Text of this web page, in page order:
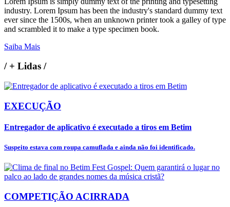
industry. Lorem Ipsum has been the industry's standard dummy text
ever since the 1500s, when an unknown printer took a galley of type
and scrambled it to make a type specimen book.
Saiba Mais
/+ Lidas /
EXECUÇÃO
Entregador de aplicativo é executado a tiros em Betim
Suspeito estava com roupa camuflada e ainda não foi identificado.
COMPETIÇÃO ACIRRADA